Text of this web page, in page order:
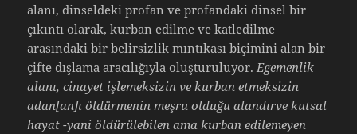
alanı, dinseldeki profan ve profandaki dinsel bir
çıkıntı olarak, kurban edilme ve katledilme
arasındaki bir belirsizlik mıntıkası biçimini alan bir
çifte dışlama aracılığıyla oluşturuluyor. Egemenlik
alanı, cinayet işlemeksizin ve kurban etmeksizin
adan[an]ı öldürmenin meşru olduğu alandırve kutsal
hayat -yani öldürülebilen ama kurban edilemeyen